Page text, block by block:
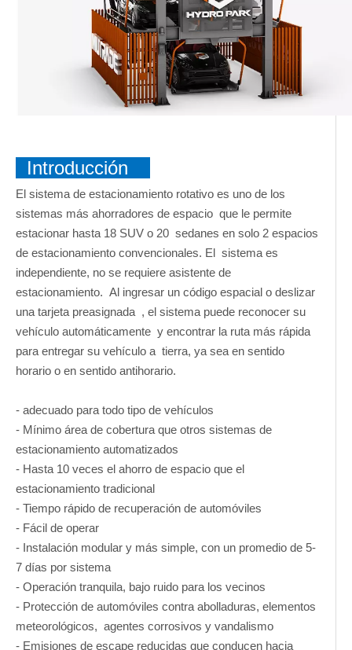
Introducción
El sistema de estacionamiento rotativo es uno de los
sistemas más ahorradores de espacio que le permite
estacionar hasta 18 SUV o 20 sedanes en solo 2 espacios
de estacionamiento convencionales. El sistema es
independiente, no se requiere asistente de
estacionamiento. Al ingresar un código espacial o deslizar
una tarjeta preasignada , el sistema puede reconocer su
vehículo automáticamente y encontrar la ruta más rápida
para entregar su vehículo a tierra, ya sea en sentido
horario o en sentido antihorario.
- adecuado para todo tipo de vehículos
- Mínimo área de cobertura que otros sistemas de
estacionamiento automatizados
- Hasta 10 veces el ahorro de espacio que el
estacionamiento tradicional
- Tiempo rápido de recuperación de automóviles
- Fácil de operar
- Instalación modular y más simple, con un promedio de 5-
7 días por sistema
- Operación tranquila, bajo ruido para los vecinos
- Protección de automóviles contra abolladuras, elementos
meteorológicos, agentes corrosivos y vandalismo
- Emisiones de escape reducidas que conducen hacia